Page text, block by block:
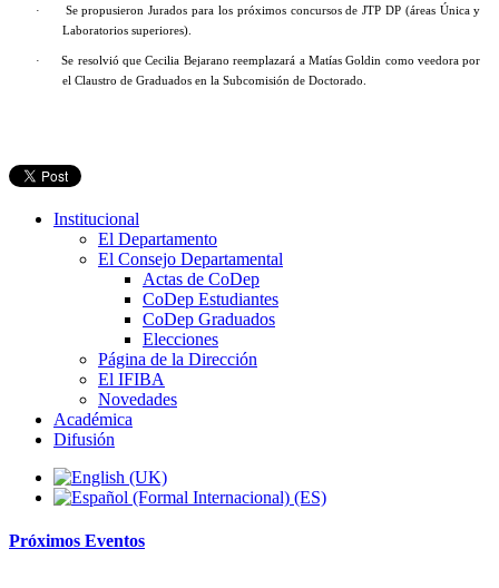
·
Se propusieron Jurados para los próximos concursos de JTP DP (áreas Única y
Laboratorios superiores).
·
Se resolvió que Cecilia Bejarano reemplazará a Matías Goldin como veedora por
el Claustro de Graduados en la Subcomisión de Doctorado.
Institucional
El Departamento
El Consejo Departamental
Actas de CoDep
CoDep Estudiantes
CoDep Graduados
Elecciones
Página de la Dirección
El IFIBA
Novedades
Académica
Difusión
Próximos Eventos